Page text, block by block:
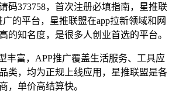
码373758，首次注册必填指南，星推联
的平台，星推联盟在app拉新领域和网
的知名度，是很多人创业首选的平台。
丰富，APP推广覆盖生活服务、工具应
类，均为正规上线应用，星推联盟是各
，单价高结算快。